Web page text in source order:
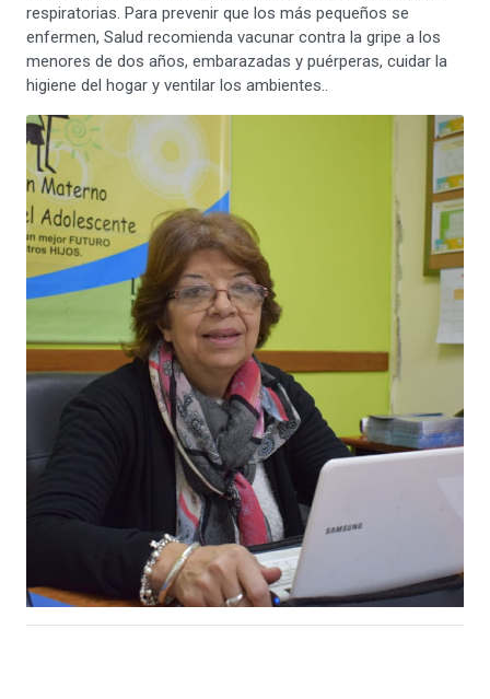
respiratorias. Para prevenir que los más pequeños se
enfermen, Salud recomienda vacunar contra la gripe a los
menores de dos años, embarazadas y puérperas, cuidar la
higiene del hogar y ventilar los ambientes..